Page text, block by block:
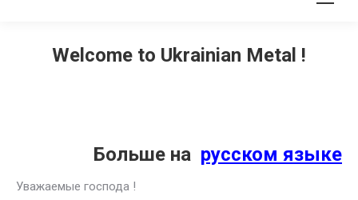
Welcome to Ukrainian Metal !
Больше на русском языке
Уважаемые господа !